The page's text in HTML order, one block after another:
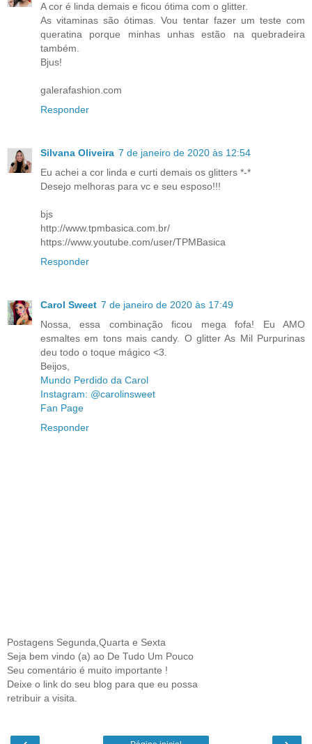
A cor é linda demais e ficou ótima com o glitter.
As vitaminas são ótimas. Vou tentar fazer um teste com
queratina porque minhas unhas estão na quebradeira
também.
Bjus!
galerafashion.com
Responder
Silvana Oliveira 7 de janeiro de 2020 às 12:54
Eu achei a cor linda e curti demais os glitters *-*
Desejo melhoras para vc e seu esposo!!!
bjs
http://www.tpmbasica.com.br/
https://www.youtube.com/user/TPMBasica
Responder
Carol Sweet 7 de janeiro de 2020 às 17:49
Nossa, essa combinação ficou mega fofa! Eu AMO
esmaltes em tons mais candy. O glitter As Mil Purpurinas
deu todo o toque mágico <3.
Beijos,
Mundo Perdido da Carol
Instagram: @carolinsweet
Fan Page
Responder
Postagens Segunda,Quarta e Sexta
Seja bem vindo (a) ao De Tudo Um Pouco
Seu comentário é muito importante !
Deixe o link do seu blog para que eu possa
retribuir a visita.